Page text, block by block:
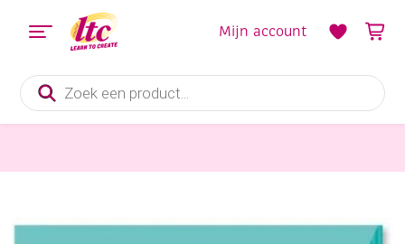
Producten
zoeken
Mijn account